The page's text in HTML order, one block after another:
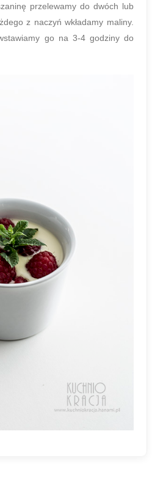
przelewamy do dwóch lub
z naczyń wkładamy maliny.
go na 3-4 godziny do